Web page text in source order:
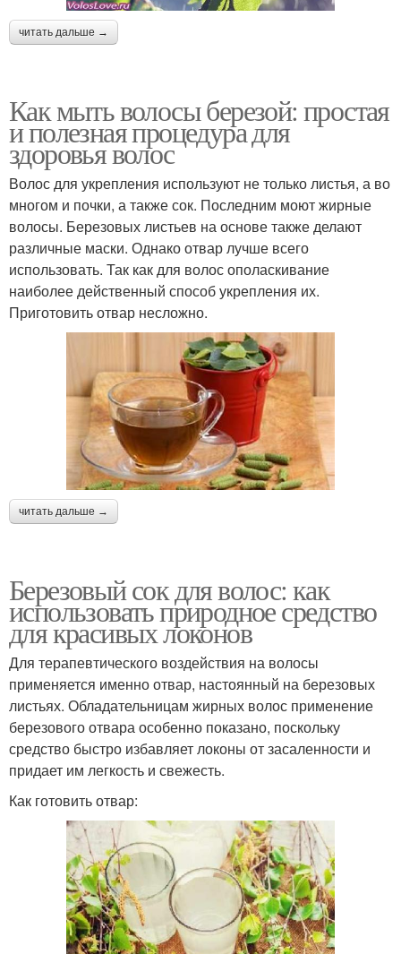
читать дальше →
Как мыть волосы березой: простая
и полезная процедура для
здоровья волос
Волос для укрепления используют не только листья, а во
многом и почки, а также сок. Последним моют жирные
волосы. Березовых листьев на основе также делают
различные маски. Однако отвар лучше всего
использовать. Так как для волос ополаскивание
наиболее действенный способ укрепления их.
Приготовить отвар несложно.
читать дальше →
Березовый сок для волос: как
использовать природное средство
для красивых локонов
Для терапевтического воздействия на волосы
применяется именно отвар, настоянный на березовых
листьях. Обладательницам жирных волос применение
березового отвара особенно показано, поскольку
средство быстро избавляет локоны от засаленности и
придает им легкость и свежесть.
Как готовить отвар: